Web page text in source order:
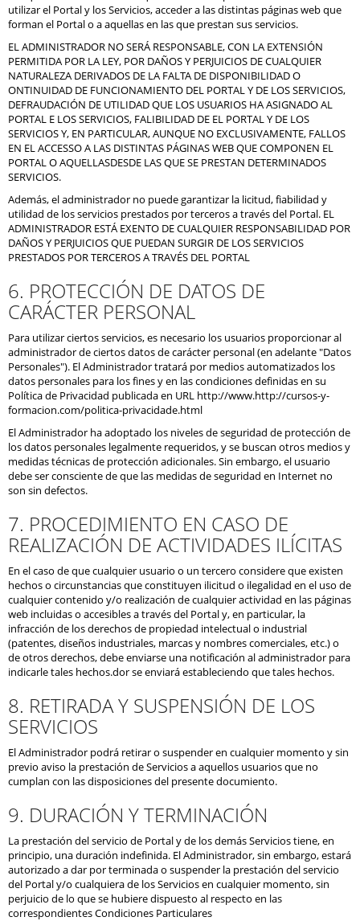
utilizar el Portal y los Servicios, acceder a las distintas páginas web que
forman el Portal o a aquellas en las que prestan sus servicios.
EL ADMINISTRADOR NO SERÁ RESPONSABLE, CON LA EXTENSIÓN
PERMITIDA POR LA LEY, POR DAÑOS Y PERJUICIOS DE CUALQUIER
NATURALEZA DERIVADOS DE LA FALTA DE DISPONIBILIDAD O
ONTINUIDAD DE FUNCIONAMIENTO DEL PORTAL Y DE LOS SERVICIOS,
DEFRAUDACIÓN DE UTILIDAD QUE LOS USUARIOS HA ASIGNADO AL
PORTAL E LOS SERVICIOS, FALIBILIDAD DE EL PORTAL Y DE LOS
SERVICIOS Y, EN PARTICULAR, AUNQUE NO EXCLUSIVAMENTE, FALLOS
EN EL ACCESSO A LAS DISTINTAS PÁGINAS WEB QUE COMPONEN EL
PORTAL O AQUELLASDESDE LAS QUE SE PRESTAN DETERMINADOS
SERVICIOS.
Además, el administrador no puede garantizar la licitud, fiabilidad y
utilidad de los servicios prestados por terceros a través del Portal. EL
ADMINISTRADOR ESTÁ EXENTO DE CUALQUIER RESPONSABILIDAD POR
DAÑOS Y PERJUICIOS QUE PUEDAN SURGIR DE LOS SERVICIOS
PRESTADOS POR TERCEROS A TRAVÉS DEL PORTAL
6. PROTECCIÓN DE DATOS DE
CARÁCTER PERSONAL
Para utilizar ciertos servicios, es necesario los usuarios proporcionar al
administrador de ciertos datos de carácter personal (en adelante "Datos
Personales"). El Administrador tratará por medios automatizados los
datos personales para los fines y en las condiciones definidas en su
Política de Privacidad publicada en URL http://www.http://cursos-y-
formacion.com/politica-privacidade.html
El Administrador ha adoptado los niveles de seguridad de protección de
los datos personales legalmente requeridos, y se buscan otros medios y
medidas técnicas de protección adicionales. Sin embargo, el usuario
debe ser consciente de que las medidas de seguridad en Internet no
son sin defectos.
7. PROCEDIMIENTO EN CASO DE
REALIZACIÓN DE ACTIVIDADES ILÍCITAS
En el caso de que cualquier usuario o un tercero considere que existen
hechos o circunstancias que constituyen ilicitud o ilegalidad en el uso de
cualquier contenido y/o realización de cualquier actividad en las páginas
web incluidas o accesibles a través del Portal y, en particular, la
infracción de los derechos de propiedad intelectual o industrial
(patentes, diseños industriales, marcas y nombres comerciales, etc.) o
de otros derechos, debe enviarse una notificación al administrador para
indicarle tales hechos.dor se enviará estableciendo que tales hechos.
8. RETIRADA Y SUSPENSIÓN DE LOS
SERVICIOS
El Administrador podrá retirar o suspender en cualquier momento y sin
previo aviso la prestación de Servicios a aquellos usuarios que no
cumplan con las disposiciones del presente documiento.
9. DURACIÓN Y TERMINACIÓN
La prestación del servicio de Portal y de los demás Servicios tiene, en
principio, una duración indefinida. El Administrador, sin embargo, estará
autorizado a dar por terminada o suspender la prestación del servicio
del Portal y/o cualquiera de los Servicios en cualquier momento, sin
perjuicio de lo que se hubiere dispuesto al respecto en las
correspondientes Condiciones Particulares